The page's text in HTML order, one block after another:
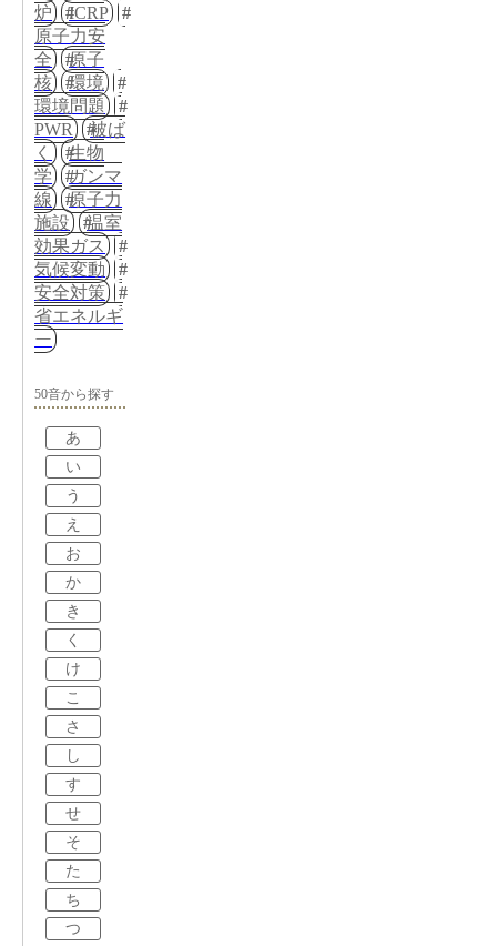
炉
ICRP
原子力安
全
原子
核
環境
環境問題
PWR
被ば
く
生物
学
ガンマ
線
原子力
施設
温室
効果ガス
気候変動
安全対策
省エネルギ
ー
50音から探す
あ
い
う
え
お
か
き
く
け
こ
さ
し
す
せ
そ
た
ち
つ